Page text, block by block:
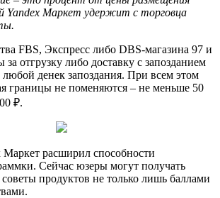
Yandex Маркет удержит с торговца
FBS, Экспресс либо DBS-магазина 97 и
отгрузку либо доставку с запозданием
любой денек запоздания. При всем этом
границы не поменяются – не меньше 50
₽.
расширил способности
Сейчас юзеры могут получать
советы продуктов не только лишь баллами